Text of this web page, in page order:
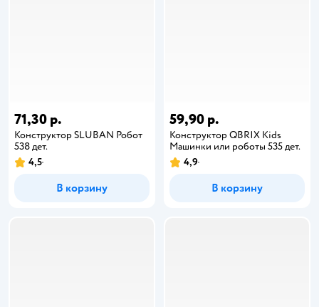
71,30 р.
Конструктор SLUBAN Робот
538 дет.
4,5
В корзину
59,90 р.
Конструктор QBRIX Kids
Машинки или роботы 535 дет.
4,9
В корзину